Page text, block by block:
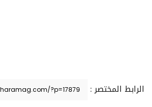
الرابط المختصر :